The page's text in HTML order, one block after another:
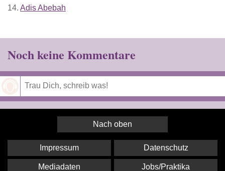
14. Adis Abebah
Noch keine Kommentare
Nach oben
Impressum Datenschutz
Mediadaten Jobs/Praktika